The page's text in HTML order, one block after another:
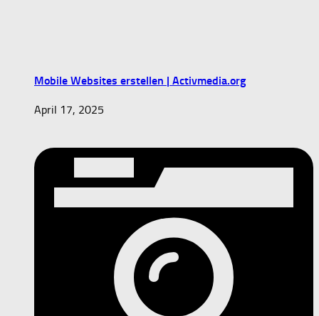
Mobile Websites erstellen | Activmedia.org
April 17, 2025